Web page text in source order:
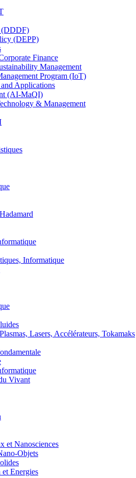
(DDDF)
(DEPP)
Finance
Management
Program (IoT)
Applications
(AI-MaQI)
& Management
Informatique
Lasers, Accélérateurs, Tokamaks
Vivant
et Nanosciences
Objets
Energies